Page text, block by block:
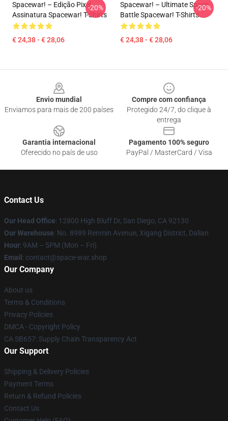
Spacewar! – Edição Pixel
Assinatura Spacewar! T-Shirts
€ 24,38 - € 28,06
-20%
Spacewar! – Ultimate Space
Battle Spacewar! T-Shirts
€ 24,38 - € 28,06
-20%
Envio mundial
Enviamos para mais de 200 países
Compre com confiança
Protegido 24/7, do clique à
entrega
Garantia internacional
Oferecido no país de uso
Pagamento 100% seguro
PayPal / MasterCard / Visa
Contact Us
Our Head Office: 12800 High Bluff Dr, San Diego, CA 92130
Our Warehouse: No. 8989 Renmin Avenue, Xigang District, Dalian
Hour: 9AM – 5PM (Mon – Fri)
Email : contact@space-war.shop
Our Company
About us
Terms & Conditions
Privacy Policies
DMCA - Copyright Policy
CA SB657: Supply Chain Transparency Act
Our Support
Shipping & Delivery Policies
Payment Terms
Return & Refund Policies
Contact Us